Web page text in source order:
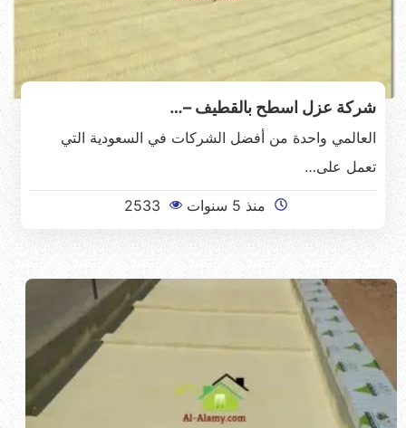
شركة عزل اسطح بالقطيف –…
العالمي واحدة من أفضل الشركات في السعودية التي
تعمل على…
منذ 5 سنوات 2533